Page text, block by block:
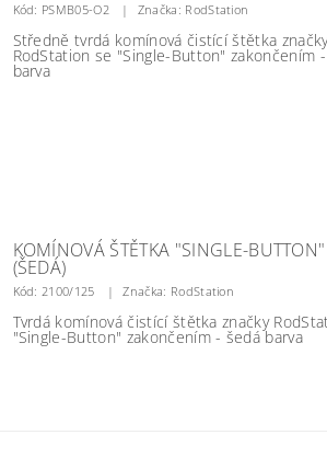
Kód: PSMB05-O2 Značka: RodStation
Středně tvrdá komínová čistící štětka
RodStation se "Single-Button" zakončením
barva
KOMÍNOVÁ ŠTĚTKA "SINGLE-
(ŠEDÁ)
Kód:2100/125 Značka: RodStation
Tvrdá komínová čistící štětka značky
"Single-Button" zakončením - šedá barva